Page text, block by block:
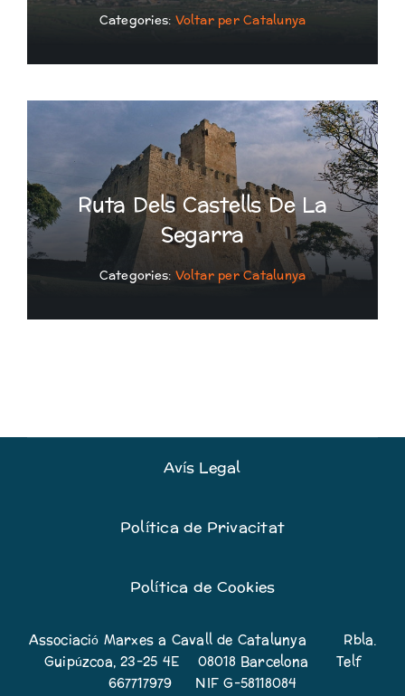
Categories: Voltar per Catalunya
Ruta Dels Castells De La
Segarra
Categories: Voltar per Catalunya
Avís Legal
Política de Privacitat
Política de Cookies
Associació Marxes a Cavall de Catalunya Rbla.
Guipúzcoa, 23-25 4E 08018 Barcelona Telf
667717979 NIF G-58118084